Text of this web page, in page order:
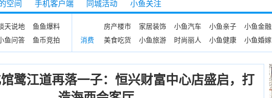
空间 手机客户端 同城活动 小鱼关注
天说地
鱼鱼爆料
鱼问答 鱼币竞拍 消费
房产楼市 家居装饰 小鱼汽车 小鱼亲子
小鱼金融
美食吃货
小鱼旅游 时尚丽人 小鱼健康 小鱼婚嫁
鹭江道再落一子：恒兴财富中心店盛启，打